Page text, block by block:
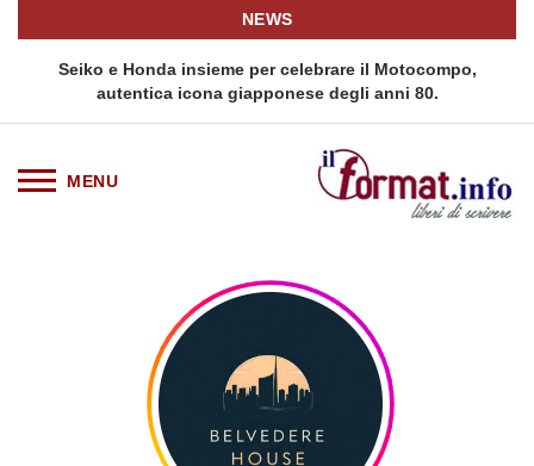
NEWS
Seiko e Honda insieme per celebrare il Motocompo,
autentica icona giapponese degli anni 80.